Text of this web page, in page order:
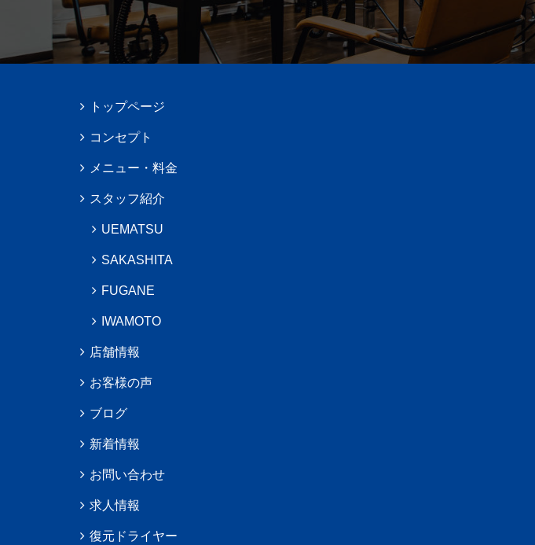
トップページ
コンセプト
メニュー・料金
スタッフ紹介
UEMATSU
SAKASHITA
FUGANE
IWAMOTO
店舗情報
お客様の声
ブログ
新着情報
お問い合わせ
求人情報
復元ドライヤー